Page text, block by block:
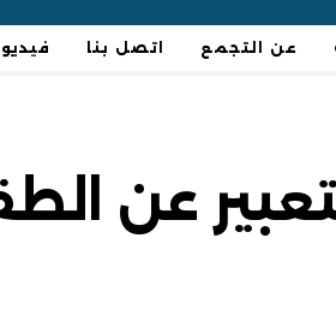
عن التجمع اتصل بنا
عن